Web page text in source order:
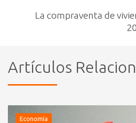
La compraventa de
Artículos
Economía